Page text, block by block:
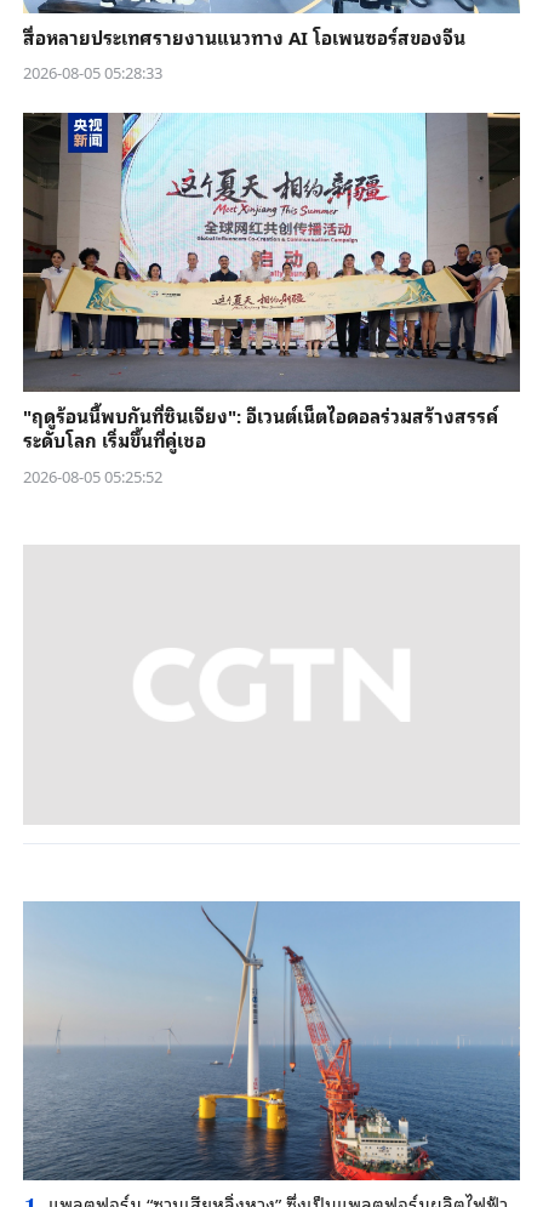
สื่อหลายประเทศรายงานแนวทาง AI โอเพนซอร์สของจีน
2026-08-05 05:28:33
"ฤดูร้อนนี้พบกันที่ซินเจียง": อีเวนต์เน็ตไอดอลร่วมสร้างสรรค์
ระดับโลก เริ่มขึ้นที่คู่เชอ
2026-08-05 05:25:52